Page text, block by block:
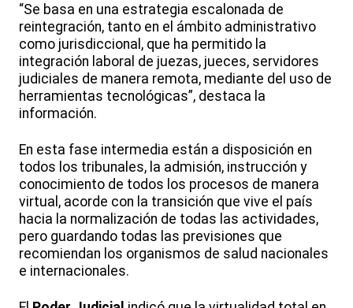
“Se basa en una estrategia escalonada de
reintegración, tanto en el ámbito administrativo
como jurisdiccional, que ha permitido la
integración laboral de juezas, jueces, servidores
judiciales de manera remota, mediante del uso de
herramientas tecnológicas”, destaca la
información.
En esta fase intermedia están a disposición en
todos los tribunales, la admisión, instrucción y
conocimiento de todos los procesos de manera
virtual, acorde con la transición que vive el país
hacia la normalización de todas las actividades,
pero guardando todas las previsiones que
recomiendan los organismos de salud nacionales
e internacionales.